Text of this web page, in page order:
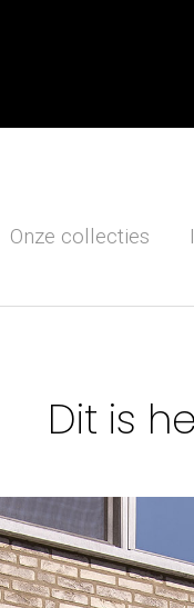
Onze collecties
Dit is